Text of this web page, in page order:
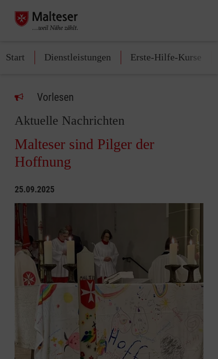
Start Dienstleistungen Erste-Hilfe-Kurse
Vorlesen
Aktuelle Nachrichten
Malteser sind Pilger der
Hoffnung
25.09.2025